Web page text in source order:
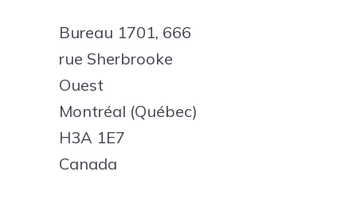
Bureau 1701, 666
rue Sherbrooke
Ouest
Montréal (Québec)
H3A 1E7
Canada